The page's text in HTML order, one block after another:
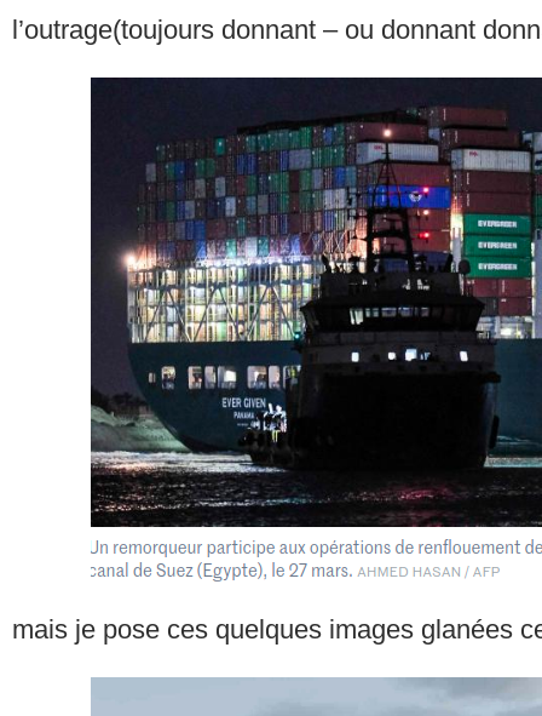
l’outrage(toujours donnant – ou donnant
mais je pose ces quelques images glanées